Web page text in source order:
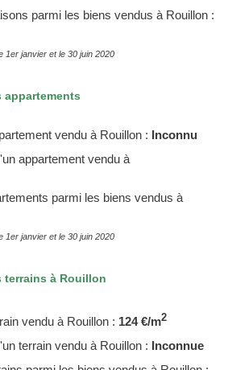
parmi les biens vendus à Rouillon :
1er janvier et le 30 juin 2020
appartements
vendu à Rouillon : Inconnu
appartement vendu à
parmi les biens vendus à
1er janvier et le 30 juin 2020
terrains à Rouillon
vendu à Rouillon : 124 €/m2
terrain vendu à Rouillon : Inconnue